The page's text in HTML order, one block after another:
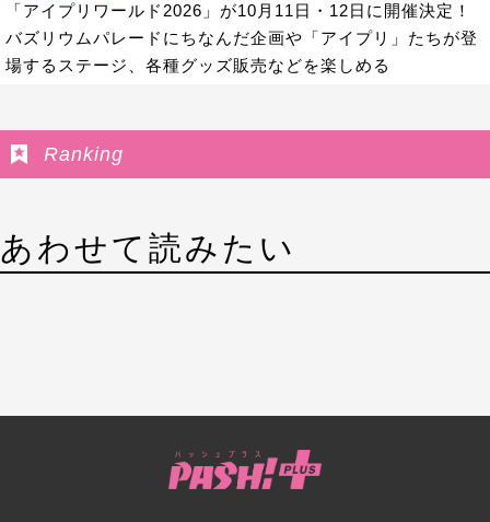
「アイプリワールド2026」が10月11日・12日に開催決定！
バズリウムパレードにちなんだ企画や「アイプリ」たちが登
場するステージ、各種グッズ販売などを楽しめる
Ranking
あわせて読みたい